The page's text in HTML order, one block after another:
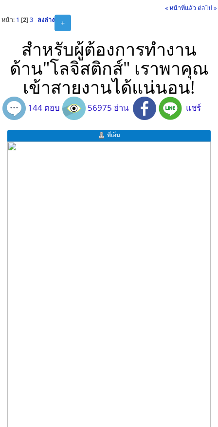
« หน้าที่แล้ว ต่อไป »
+
หน้า: 1 [2]3 ลงล่าง
สำหรับผู้ต้องการทำงาน
ด้าน"โลจิสติกส์" เราพาคุณ
เข้าสายงานได้แน่นอน!
144 ตอบ 56975 อ่าน แชร์
พี่เอ็ม